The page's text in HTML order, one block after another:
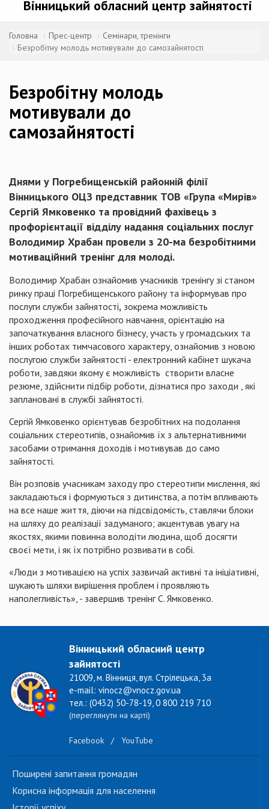
Вінницький обласний центр зайнятості
Головна Прес-центр
Семінари, тренінги
Безробітну молодь мотивували до самозайнятості
Безробітну молодь
мотивували до
самозайнятості
Днями у Погребищенській районній філії
Вінницького ОЦЗ представник ТОВ «Група «Мирів»
Сергій Ямковенко та провідний фахівець з
профорієнтації відділу надання соціальних послуг
Володимир Храбан провели з 20-ма безробітними
мотиваційний тренінг для молоді.
Володимир Храбан ознайомив учасників тренінгу зі станом
ринку праці Погребищенського району та інформував про
послуги служби зайнятості, зокрема можливість
проходження професійного навчання, орієнтацію на
започаткування власного бізнесу, участь у громадських та
інших роботах тимчасового характеру, ознайомив з новою
послугою служби зайнятості - електронний кабінет шукача
роботи, завдяки якому є можливість створити власне
резюме, здійснити підбір роботи, дізнатися про заходи , які
заплановані в службі зайнятості.
Сергій Ямковенко орієнтував безробітних на подолання
соціальних стереотипів, ознайомив їх з альтернативними
засобами отримання доходів і мотивував до само
зайнятості.
Він розповів учасникам заходу про стереотипи мислення, які
закладаються і формуються з дитинства, а потім впливають
на все наше життя, діючи на підсвідомість, ставлячи блоки
на шляху до реалізації задуманого; акцентував увагу на
якостях, якими повинна володіти людина, щоб досягти
своєї мети, і як їх потрібно розвивати в собі.
«Люди з мотивацією на успіх зазвичай активні та ініціативні,
шукають шляхи вирішення проблем і проявляють
наполегливість», - завершив тренінг С. Ямковенко.
Вінницький обласний центр
зайнятості
21009, м. Вінниця, вул. Стрілецька, 3а
e-mail: vinocz@vnocz.gov.ua
тел.: (0432) 50-78-19, 0 800 219 710
(переглянути на карті)
Facebook / YouTube
Поширені запитання громадян
Корисна інформація для населення